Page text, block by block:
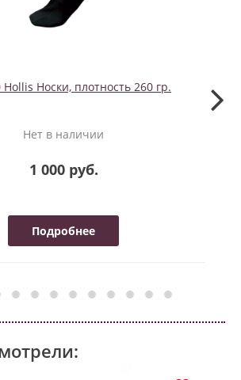
Hollis Носки, плотность 260 гр.
Нет в наличии
1 000 руб.
Подробнее